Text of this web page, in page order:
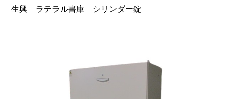
生興 ラテラル書庫 シリンダー錠